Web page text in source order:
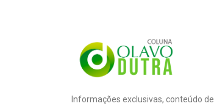
Informações exclusivas, conteúdo de